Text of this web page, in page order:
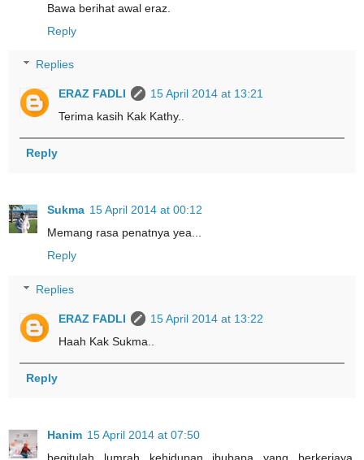
Bawa berihat awal eraz.
Reply
Replies
ERAZ FADLI
15 April 2014 at 13:21
Terima kasih Kak Kathy..
Reply
Sukma 15 April 2014 at 00:12
Memang rasa penatnya yea...
Reply
Replies
ERAZ FADLI
15 April 2014 at 13:22
Haah Kak Sukma..
Reply
Hanim 15 April 2014 at 07:50